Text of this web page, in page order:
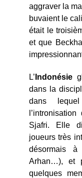
aggraver la
buvaient le
était le
et que
L’ Indonésie
dans la
dans
Sjafri. Elle
joueurs très
désormais à
Arhan…), et
quelques